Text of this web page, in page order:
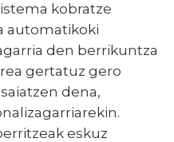
kobratze
automatikoki
den berrikuntza
gertatuz gero
dena,
eskuz